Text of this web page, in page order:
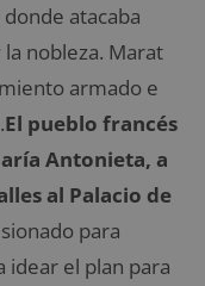
atacaba
nobleza. Marat
armado e
El pueblo francés
Antonieta, a
al Palacio de
para
idear el plan para